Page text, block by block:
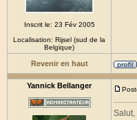
Inscrit le: 23 Fév 2005
Localisation: Rijsel (sud de la
Belgique)
Revenir en haut
Yannick Bellanger
Salut,